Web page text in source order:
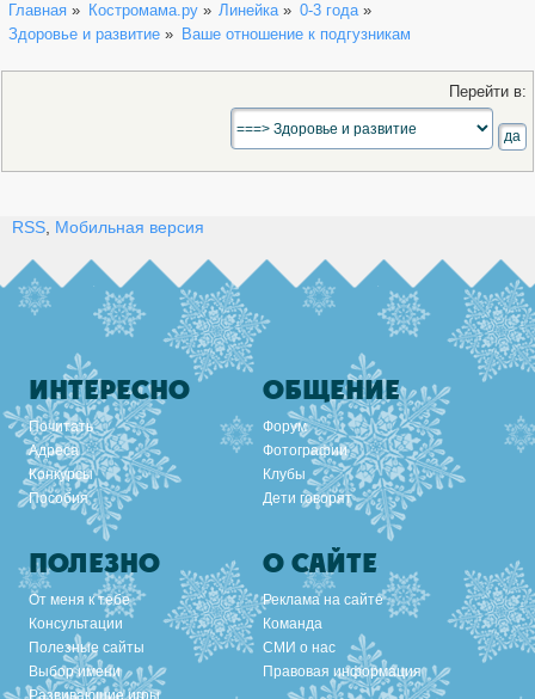
Главная » Костромама.ру» Линейка» 0-3 года»
Здоровье и развитие » Ваше отношение к подгузникам
Перейти в:
RSS, Мобильная версия
ИНТЕРЕСНО
Почитать
Адреса
Конкурсы
Пособия
ОБЩЕНИЕ
Форум
Фотографии
Клубы
Дети говорят
ПОЛЕЗНО
От меня к тебе
Консультации
Полезные сайты
Выбор имени
О САЙТЕ
Реклама на сайте
Команда
СМИ о нас
Правовая информация